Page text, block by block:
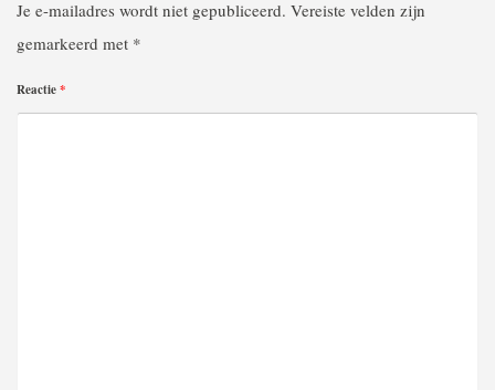
Je e-mailadres wordt niet gepubliceerd. Vereiste velden zijn
gemarkeerd met *
Reactie*